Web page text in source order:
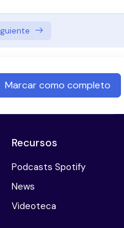
abdominal / daño
– Riesgo
Como decidir
Marcar como completo
Recursos
Podcasts Spotify
News
Videoteca